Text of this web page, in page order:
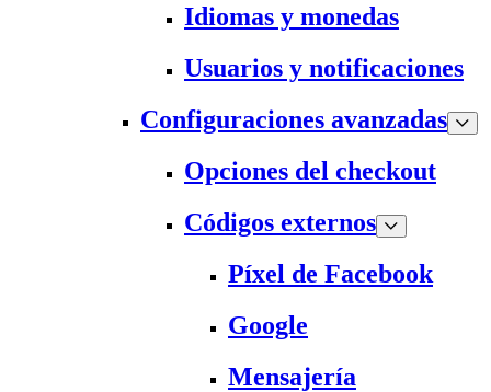
Idiomas y monedas
Usuarios y notificaciones
Configuraciones avanzadas
Opciones del checkout
Códigos externos
Píxel de Facebook
Google
Mensajería